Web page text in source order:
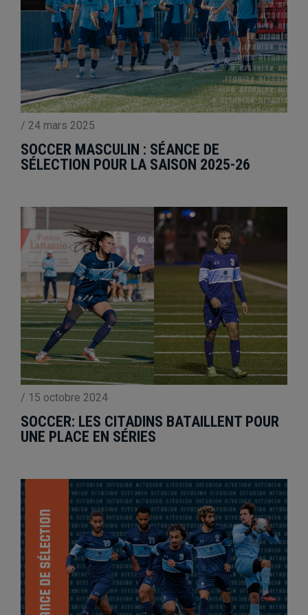
/ 24 mars 2025
SOCCER MASCULIN : SÉANCE DE
SÉLECTION POUR LA SAISON 2025-26
/ 15 octobre 2024
SOCCER: LES CITADINS BATAILLENT POUR
UNE PLACE EN SÉRIES